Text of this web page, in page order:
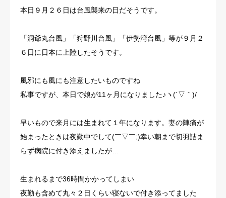
本日９月２６日は台風襲来の日だそうです。
「洞爺丸台風」「狩野川台風」「伊勢湾台風」等が９月２
６日に日本に上陸したそうです。
風邪にも風にも注意したいものですね
私事ですが、本日で娘が11ヶ月になりました♪ヽ(´▽｀)/
早いもので来月には生まれて１年になります。妻の陣痛が
始まったときは夜勤中でして(￣▽￣;)幸い朝まで切羽詰ま
らず病院に付き添えましたが…
生まれるまで36時間かかってしまい
夜勤も含めて丸々２日くらい寝ないで付き添ってました